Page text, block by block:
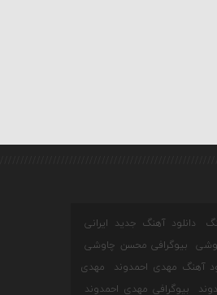
دانلود آهنگ جدید ایرانی
بیوگرافی محسن چاوشی
آهنگ مهدی احمدوند
مهدی
بیوگرافی مهدی احمدوند